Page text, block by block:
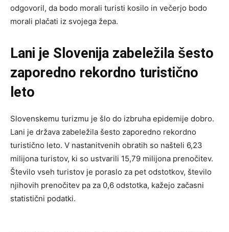
odgovoril, da bodo morali turisti kosilo in večerjo bodo
morali plačati iz svojega žepa.
Lani je Slovenija zabeležila šesto
zaporedno rekordno turistično
leto
Slovenskemu turizmu je šlo do izbruha epidemije dobro.
Lani je država zabeležila šesto zaporedno rekordno
turistično leto. V nastanitvenih obratih so našteli 6,23
milijona turistov, ki so ustvarili 15,79 milijona prenočitev.
Število vseh turistov je poraslo za pet odstotkov, število
njihovih prenočitev pa za 0,6 odstotka, kažejo začasni
statistični podatki.